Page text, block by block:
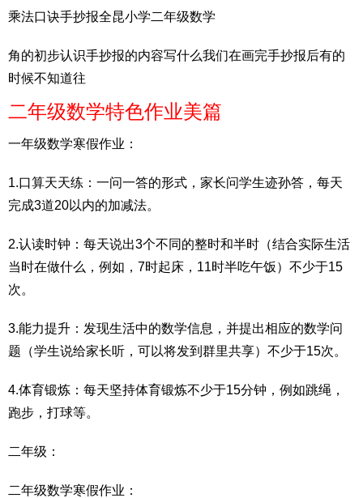
乘法口诀手抄报全昆小学二年级数学
角的初步认识手抄报的内容写什么我们在画完手抄报后有的
时候不知道往
二年级数学特色作业美篇
一年级数学寒假作业：
1.口算天天练：一问一答的形式，家长问学生迹孙答，每天
完成3道20以内的加减法。
2.认读时钟：每天说出3个不同的整时和半时（结合实际生活
当时在做什么，例如，7时起床，11时半吃午饭）不少于15
次。
3.能力提升：发现生活中的数学信息，并提出相应的数学问
题（学生说给家长听，可以将发到群里共享）不少于15次。
4.体育锻炼：每天坚持体育锻炼不少于15分钟，例如跳绳，
跑步，打球等。
二年级：
二年级数学寒假作业：